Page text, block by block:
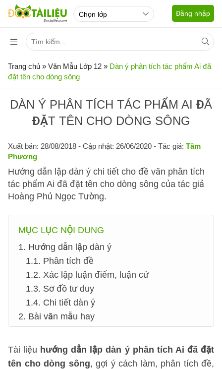
Đăng nhập
Trang chủ » Văn Mẫu Lớp 12 » Dàn ý phân tích tác phẩm Ai đã
đặt tên cho dòng sông
DÀN Ý PHÂN TÍCH TÁC PHẨM AI ĐÃ
ĐẶT TÊN CHO DÒNG SÔNG
Xuất bản: 28/08/2018 - Cập nhật: 26/06/2020 - Tác giả: Tâm
Phương
Hướng dẫn lập dàn ý chi tiết cho đề văn phân tích
tác phẩm Ai đã đặt tên cho dòng sông của tác giả
Hoàng Phủ Ngọc Tường.
MỤC LỤC NỘI DUNG
1. Hướng dẫn lập dàn ý
1.1. Phân tích đề
1.2. Xác lập luận điểm, luận cứ
1.3. Sơ đồ tư duy
1.4. Chi tiết dàn ý
2. Bài văn mẫu hay
Tài liệu hướng dẫn lập dàn ý phân tích Ai đã đặt
tên cho dòng sông, gợi ý cách làm, phân tích đề,